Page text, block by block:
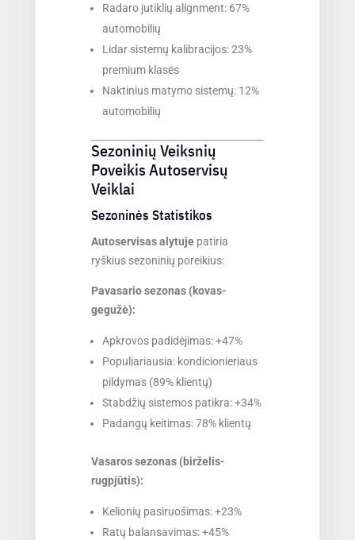
Radaro jutiklių alignment: 67%
automobilių
Lidar sistemų kalibracijos: 23%
premium klasės
Naktinius matymo sistemų: 12%
automobilių
Sezoninių Veiksnių
Poveikis Autoservisų
Veiklai
Sezoninės Statistikos
Autoservisas alytujepatiria
ryškius sezoninių poreikius:
Pavasario sezonas (kovas-
gegužė):
Apkrovos padidėjimas: +47%
Populiariausia: kondicionieriaus
pildymas (89% klientų)
Stabdžių sistemos patikra: +34%
Padangų keitimas: 78% klientų
Vasaros sezonas (birželis-
rugpjūtis):
Kelionių pasiruošimas: +23%
Ratų balansavimas: +45%